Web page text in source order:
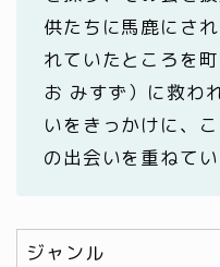
供たちに馬鹿にさ
れていたところを
お みすず）に救わ
いをきっかけに、
の出会いを重ねてい
ジャンル